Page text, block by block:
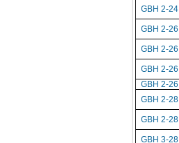
GBH 2-
GBH 2-
GBH 2-
GBH 2-
GBH 2-
GBH 2-
GBH 2-
GBH 3-